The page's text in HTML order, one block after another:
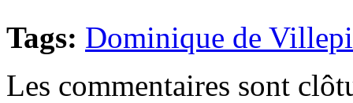
Tags: Dominique de
Les commentaires sont